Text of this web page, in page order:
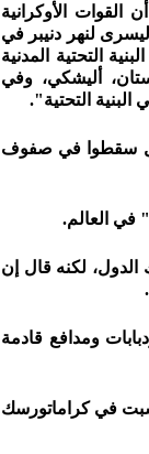
الأوكرانية
الضفة اليسرى لنهر دنيبر في
التحتية المدنية
أليشكي، وفي
فولوديمير زيلينسكي يوم الأحد، إن أكثر من 1100 قتيل سقطوا في صفوف
في العالم.
لكنه قال إن
ومدافع قادمة
في كراماتورسك